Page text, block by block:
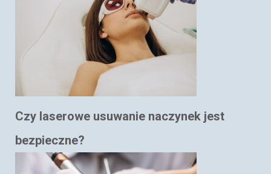
Czy laserowe usuwanie naczynek jest
bezpieczne?